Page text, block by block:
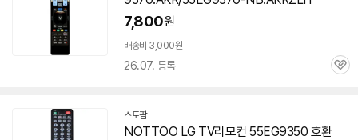
이
7,800원
배송비 3,000원
26.07. 등록
관
스토팜네
NOTTOO LG TV리모컨 55EG9350 호환